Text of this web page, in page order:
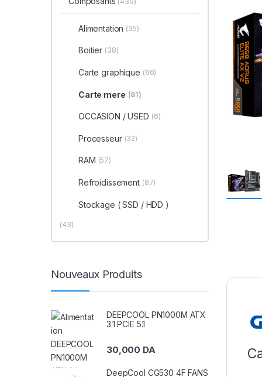
Alimentation (35)
Boitier (38)
Carte graphique (66)
Carte mere (81)
OCCASION / USED (6)
Processeur (32)
RAM (57)
Refroidissement (87)
Stockage ( SSD / HDD )
(43)
Nouveaux Produits
DEEPCOOL PN1000M ATX
3.1 PCIE 5.1
30,000 DA
DeepCool CG530 4F FANS